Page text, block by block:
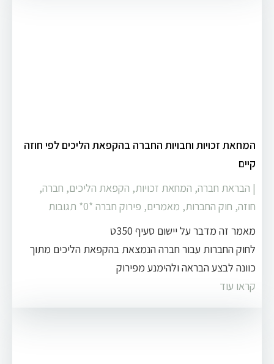
המחאת זכויות וחבויות החברה בהקפאת הליכים לפי חוזה
קיים
| הבראת חברה, המחאת זכויות, הקפאת הליכים, חברה,
חוזה, חוק החברות, מאמרים, פירוק חברה ‏*0* תגובות
מאמר זה מדבר על יישום סעיף 350ט
לחוק החברות עבור חברה הנמצאת בהקפאת הליכים מתוך
כוונה לבצע הבראה ולהימנע מפירוק
קראו עוד